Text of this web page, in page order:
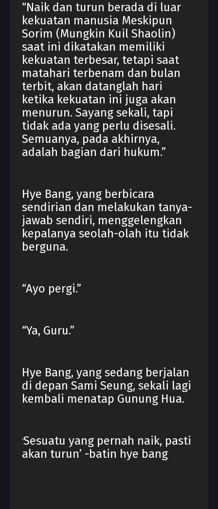
“Naik dan turun berada di luar
kekuatan manusia Meskipun
Sorim (Mungkin Kuil Shaolin)
saat ini dikatakan memiliki
kekuatan terbesar, tetapi saat
matahari terbenam dan bulan
terbit, akan datanglah hari
ketika kekuatan ini juga akan
menurun. Sayang sekali, tapi
tidak ada yang perlu disesali.
Semuanya, pada akhirnya,
adalah bagian dari hukum.”
Hye Bang, yang berbicara
sendirian dan melakukan tanya-
jawab sendiri, menggelengkan
kepalanya seolah-olah itu tidak
berguna.
“Ayo pergi.”
“Ya, Guru.”
Hye Bang, yang sedang berjalan
di depan Sami Seung, sekali lagi
kembali menatap Gunung Hua.
‘Sesuatu yang pernah naik, pasti
akan turun’ -batin hye bang